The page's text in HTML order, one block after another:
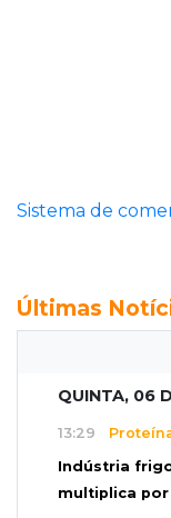
Sistema de
Últimas
QUINTA, 06
13:29
Indústria
multiplica